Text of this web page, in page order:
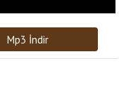
Mp3 İndir